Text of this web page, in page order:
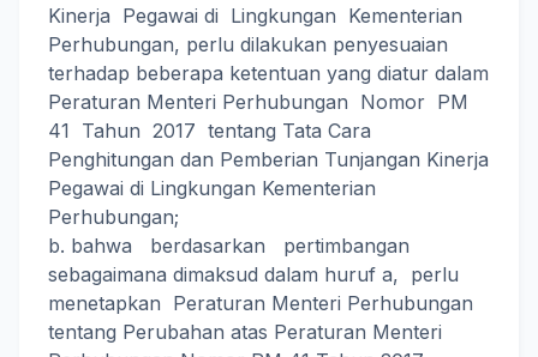
Kinerja Pegawai di Lingkungan Kementerian
Perhubungan, perlu dilakukan penyesuaian
terhadap beberapa ketentuan yang diatur dalam
Peraturan Menteri Perhubungan Nomor PM
41 Tahun 2017 tentang Tata Cara
Penghitungan dan Pemberian Tunjangan Kinerja
Pegawai di Lingkungan Kementerian
Perhubungan;
b. bahwa berdasarkan pertimbangan
sebagaimana dimaksud dalam huruf a, perlu
menetapkan Peraturan Menteri Perhubungan
tentang Perubahan atas Peraturan Menteri